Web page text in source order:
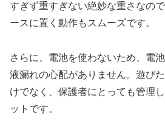
すぎず重すぎない絶妙な重さなの
ースに置く動作もスムーズです。
さらに、電池を使わないため、電
液漏れの心配がありません。遊び
けでなく、保護者にとっても管理
ットです。